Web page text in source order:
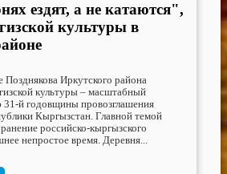
ездят, а не катаются",
культуры в
Позднякова Иркутского района
культуры – масштабный
31-й годовщины провозглашения
Кыргызстан. Главной темой
российско-кыргызского
непростое время. Деревня...